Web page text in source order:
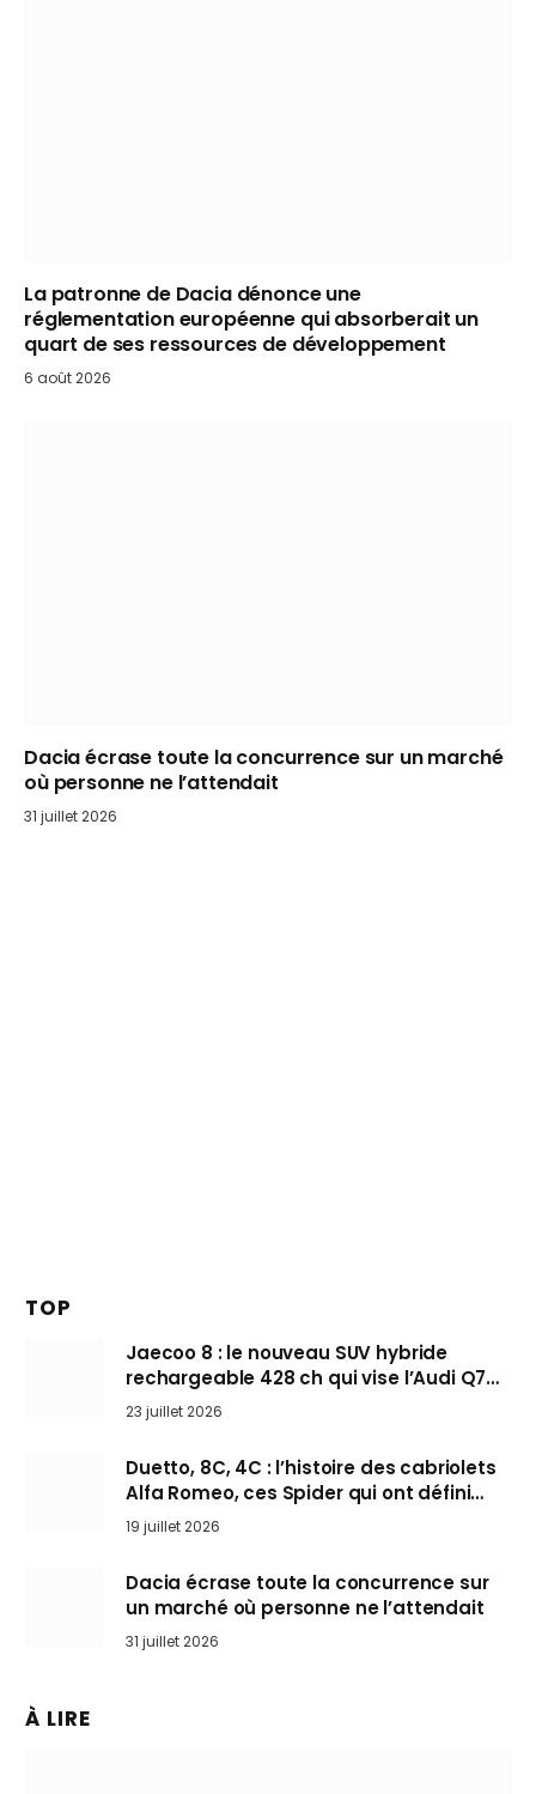
La patronne de Dacia dénonce une
réglementation européenne qui absorberait un
quart de ses ressources de développement
6 août 2026
Dacia écrase toute la concurrence sur un marché
où personne ne l’attendait
31 juillet 2026
TOP
Jaecoo 8 : le nouveau SUV hybride
rechargeable 428 ch qui vise l’Audi Q7
arrive en Europe cet automne
23 juillet 2026
Duetto, 8C, 4C : l’histoire des cabriolets
Alfa Romeo, ces Spider qui ont défini
l’art de rouler cheveux au vent
19 juillet 2026
Dacia écrase toute la concurrence sur
un marché où personne ne l’attendait
31 juillet 2026
À LIRE